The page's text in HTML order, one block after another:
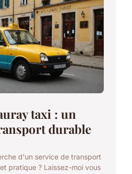
taxi : un
durable
d'un service de transport
pratique ? Laissez-moi vous